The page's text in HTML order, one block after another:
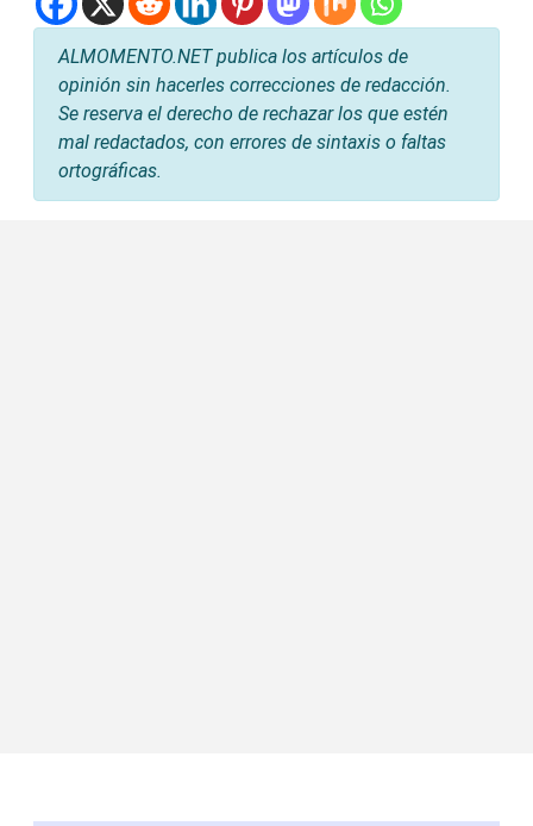
ALMOMENTO.NET publica los artículos de
opinión sin hacerles correcciones de redacción.
Se reserva el derecho de rechazar los que estén
mal redactados, con errores de sintaxis o faltas
ortográficas.